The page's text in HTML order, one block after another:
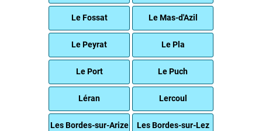
Le Fossat Le Mas-d'Azil
Le Peyrat Le Pla
Le Port Le Puch
Léran Lercoul
Les Bordes-sur-Arize Les Bordes-sur-Lez